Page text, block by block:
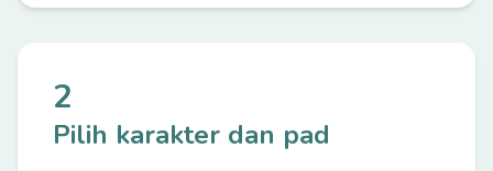
2
Pilih karakter dan pad